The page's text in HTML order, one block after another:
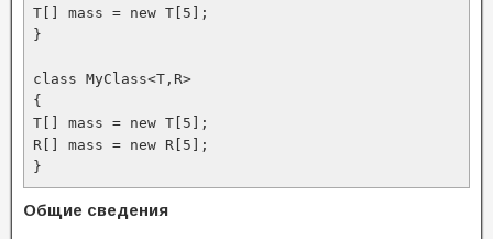
T[] mass = new T[5];
}
class MyClass<T,R>
{
T[] mass = new T[5];
R[] mass = new R[5];
}
Общие сведения